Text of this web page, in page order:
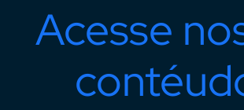
Acesse